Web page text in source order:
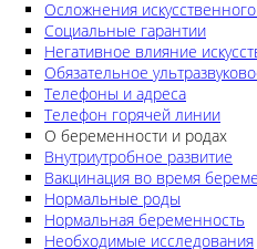
Осложнения
Социальные гарантии
Негативное влияние
Обязательное
Телефоны и адреса
Телефон горячей линии
О беременности и родах
Внутриутробное развитие
Вакцинация во время
Нормальные роды
Нормальная беременность
Необходимые исследования